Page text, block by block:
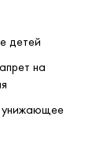

на
унижающее